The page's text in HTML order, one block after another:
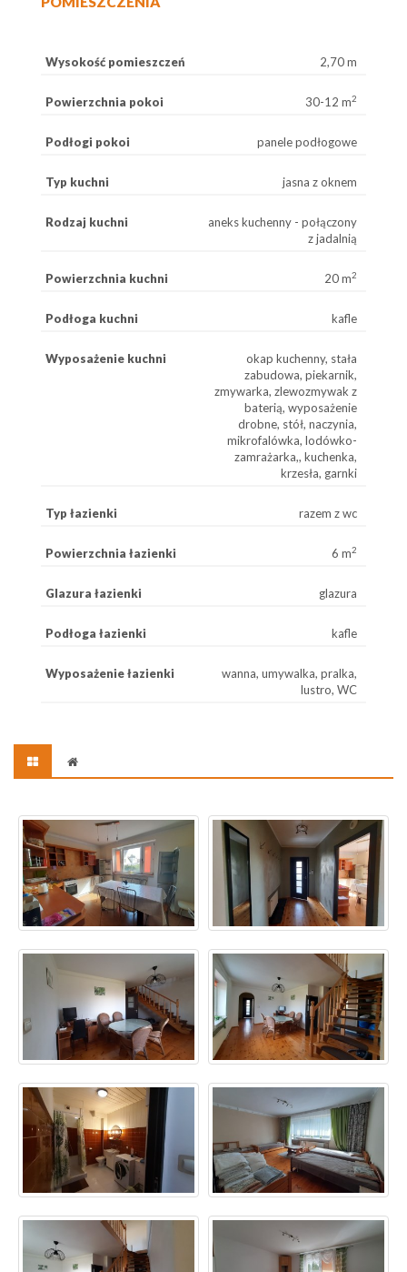
Wysokość pomieszczeń 2,70 m
Powierzchnia pokoi 30-12 m2
Podłogi pokoi panele podłogowe
Typ kuchni jasna z oknem
Rodzaj kuchni
aneks kuchenny - połączony
z jadalnią
Powierzchnia kuchni 20 m2
Podłoga kuchni kafle
Wyposażenie kuchni
okap kuchenny, stała
zabudowa, piekarnik,
zmywarka, zlewozmywak z
baterią, wyposażenie
drobne, stół, naczynia,
mikrofalówka, lodówko-
zamrażarka,, kuchenka,
krzesła, garnki
Typ łazienki razem z wc
Powierzchnia łazienki 6 m2
Glazura łazienki glazura
Podłoga łazienki kafle
Wyposażenie łazienki
wanna, umywalka, pralka,
lustro, WC